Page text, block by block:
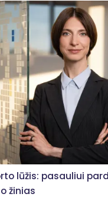
lūžis: pasauliui
žinias